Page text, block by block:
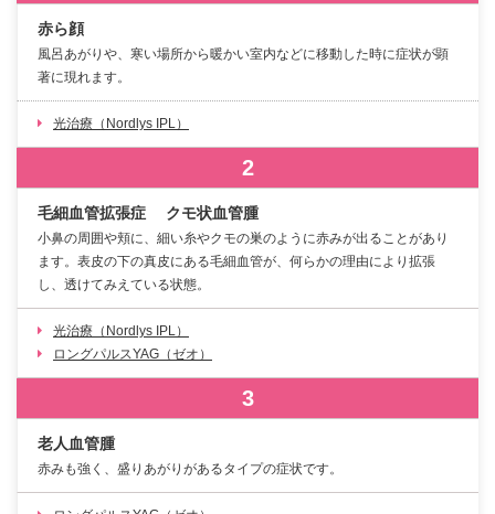
赤ら顔
風呂あがりや、寒い場所から暖かい室内などに移動した時に症状が顕
著に現れます。
光治療（Nordlys IPL）
2
毛細血管拡張症 クモ状血管腫
小鼻の周囲や頬に、細い糸やクモの巣のように赤みが出ることがあり
ます。表皮の下の真皮にある毛細血管が、何らかの理由により拡張
し、透けてみえている状態。
光治療（Nordlys IPL）
ロングパルスYAG（ゼオ）
3
老人血管腫
赤みも強く、盛りあがりがあるタイプの症状です。